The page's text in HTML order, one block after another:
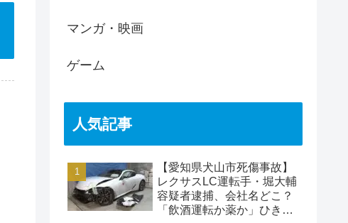
マンガ・映画
ゲーム
人気記事
【愛知県犬山市死傷事故】
レクサスLC運転手・堀大輔
容疑者逮捕、会社名どこ？
「飲酒運転か薬か」ひき逃